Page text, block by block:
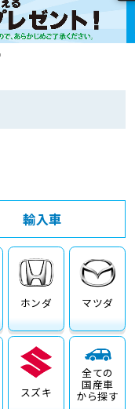
ホンダ マツダ
スズキ
全ての
国産車
から探す
輸入車